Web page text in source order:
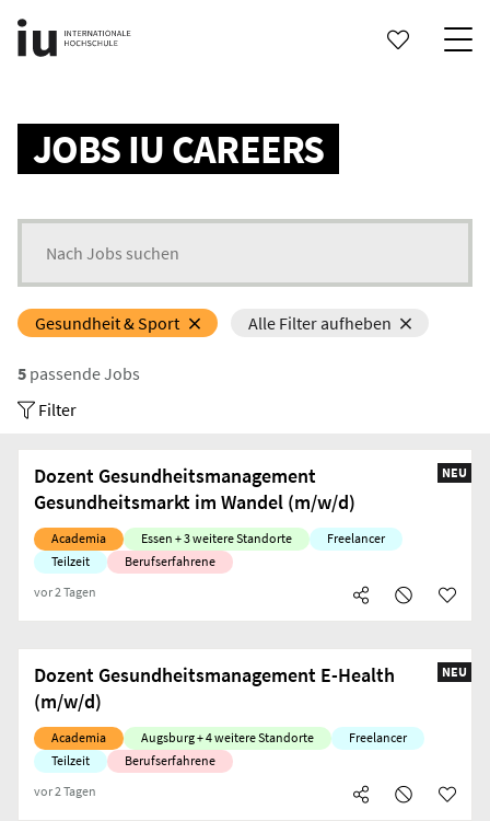
Search status updates
JOBS IU CAREERS
Search for jobs
5 passende Jobs
Gesundheit & Sport Alle Filter aufheben
Filter
NEU
Dozent Gesundheitsmanagement
Gesundheitsmarkt im Wandel (m/w/d)
Academia Essen + 3 weitere Standorte
Freelancer
Teilzeit
Berufserfahrene
vor 2 Tagen
NEU
Dozent Gesundheitsmanagement E-Health
(m/w/d)
Academia Augsburg + 4 weitere Standorte
Freelancer
Teilzeit
Berufserfahrene
vor 2 Tagen